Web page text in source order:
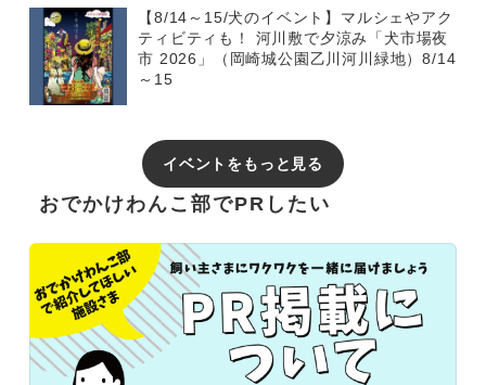
【8/14～15/犬のイベント】マルシェやアク
ティビティも！ 河川敷で夕涼み「犬市場夜
市 2026」（岡崎城公園乙川河川緑地）8/14
～15
イベントをもっと見る
おでかけわんこ部でPRしたい